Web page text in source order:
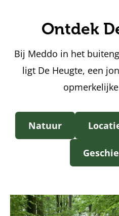
Ontdek
Bij Meddo in het
ligt De Heugte, een
Natuur